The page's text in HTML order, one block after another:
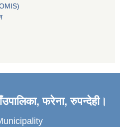
फरेना, रुपन्देही।